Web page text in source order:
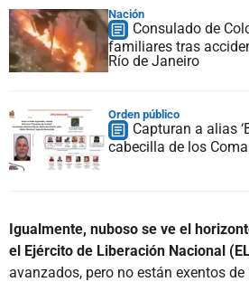
Nación
Consulado de
familiares tras
Río de Janeiro
Orden público
Capturan a alias
cabecilla de los
Igualmente, nuboso se ve el
el Ejército de Liberación Nacional
avanzados, pero no están exentos